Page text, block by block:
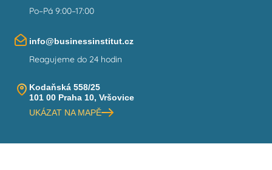
Po–Pá 9:00–17:00
info@businessinstitut.cz
Reagujeme do 24 hodin
Kodaňská 558/25
101 00 Praha 10, Vršovice
UKÁZAT NA MAPĚ